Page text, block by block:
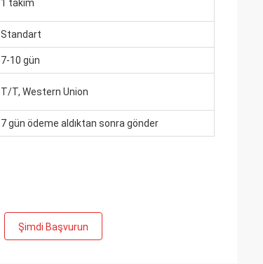
1 takım
Standart
7-10 gün
T/T, Western Union
7 gün ödeme aldıktan sonra gönder
Şimdi Başvurun